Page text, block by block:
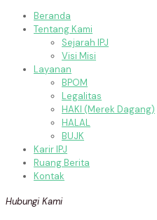
Beranda
Tentang Kami
Sejarah IPJ
Visi Misi
Layanan
BPOM
Legalitas
HAKI (Merek Dagang)
HALAL
BUJK
Karir IPJ
Ruang Berita
Kontak
Hubungi Kami